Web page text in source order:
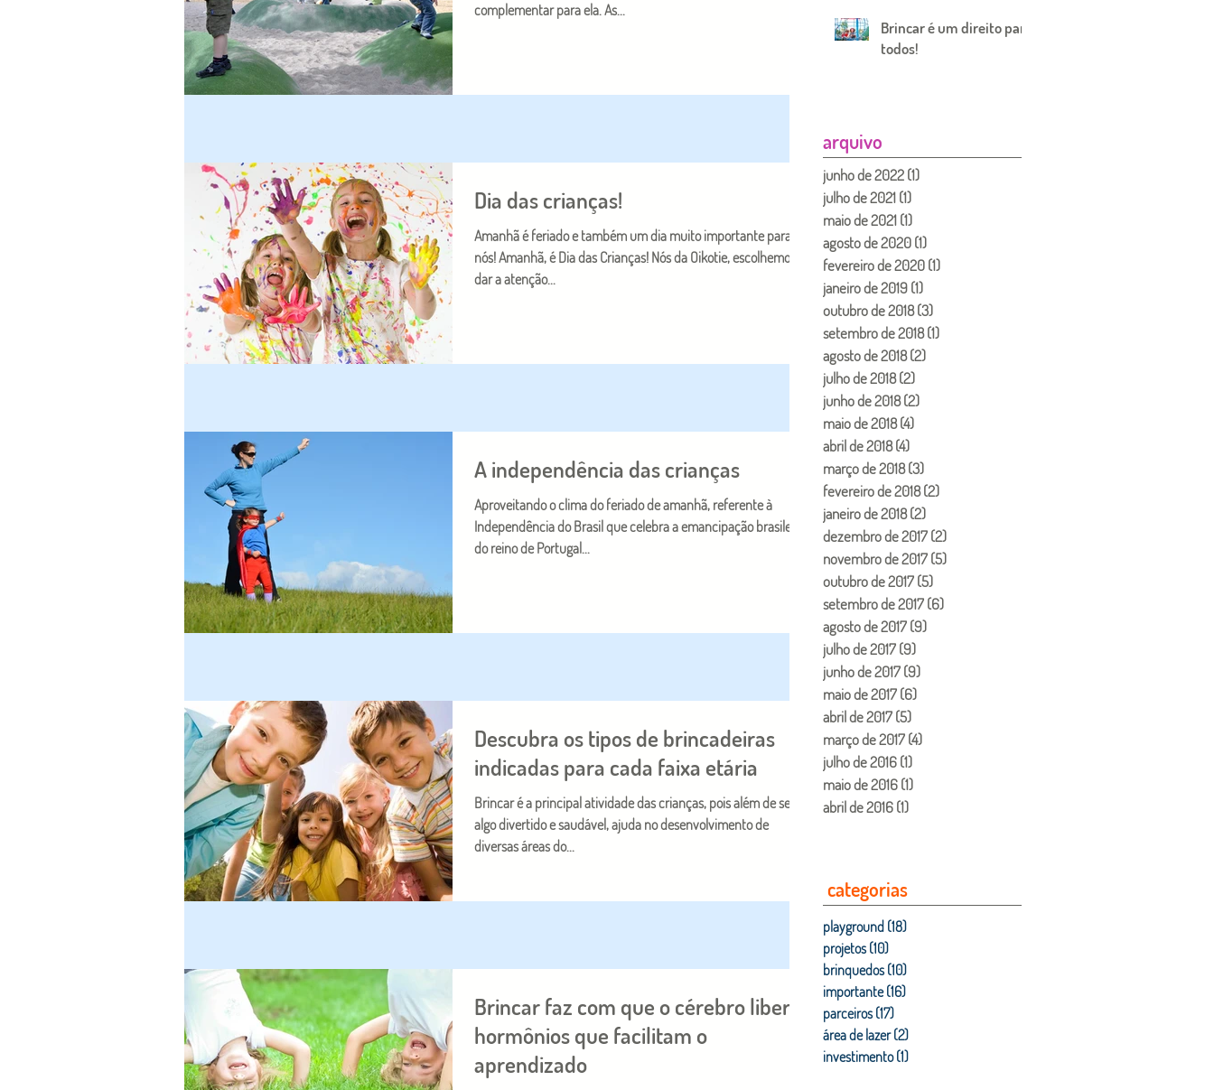
complementar para ela. As...
Dia das crianças!
Amanhã é feriado e também um dia muito importante para
nós! Amanhã, é Dia das Crianças! Nós da Oikotie, escolhemos
dar a atenção...
A independência das crianças
Aproveitando o clima do feriado de amanhã, referente à
Independência do Brasil que celebra a emancipação brasileira
do reino de Portugal...
Descubra os tipos de brincadeiras
indicadas para cada faixa etária
Brincar é a principal atividade das crianças, pois além de ser
algo divertido e saudável, ajuda no desenvolvimento de
diversas áreas do...
Brincar faz com que o cérebro libere
hormônios que facilitam o
aprendizado
Brincar é um direito para
todos!
arquivo
junho de 2022(1)
julho de 2021(1)
maio de 2021(1)
agosto de 2020(1)
fevereiro de 2020(1)
janeiro de 2019(1)
outubro de 2018(3)
setembro de 2018(1)
agosto de 2018(2)
julho de 2018(2)
junho de 2018(2)
maio de 2018(4)
abril de 2018(4)
março de 2018(3)
fevereiro de 2018(2)
janeiro de 2018(2)
dezembro de 2017(2)
novembro de 2017(5)
outubro de 2017(5)
setembro de 2017(6)
agosto de 2017(9)
julho de 2017(9)
junho de 2017(9)
maio de 2017(6)
abril de 2017(5)
março de 2017(4)
julho de 2016(1)
maio de 2016(1)
abril de 2016(1)
categorias
playground (18)
projetos (10)
brinquedos (10)
importante (16)
parceiros (17)
área de lazer (2)
investimento (1)